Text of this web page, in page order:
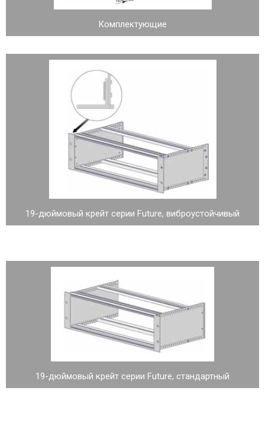
Комплектующие
19-дюймовый крейт серии Future, виброустойчивый
19-дюймовый крейт серии Future, стандартный